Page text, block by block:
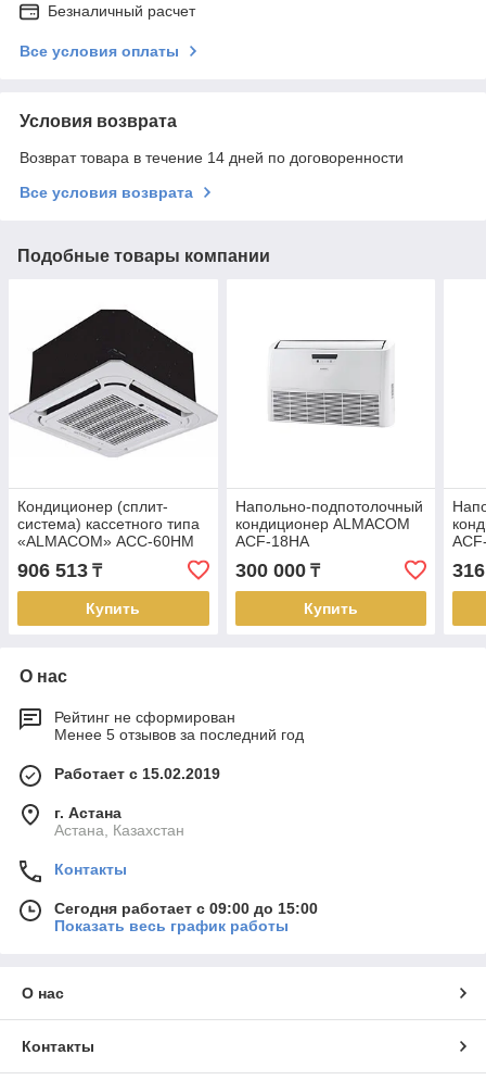
Безналичный расчет
Все условия оплаты
Условия возврата
Возврат товара в течение 14 дней по договоренности
Все условия возврата
Подобные товары компании
Кондиционер (сплит-
система) кассетного типа
«ALMACOM» АCC-60HM
906 513 ₸
Купить
Напольно-подпотолочный
кондиционер ALMACOM
ACF-18HA
300 000₸
Купить
О нас
Рейтинг не сформирован
Менее 5 отзывов за последний год
Работает с 15.02.2019
г. Астана
Астана, Казахстан
Контакты
Сегодня работает с 09:00 до 15:00
Показать весь график работы
О нас
Контакты